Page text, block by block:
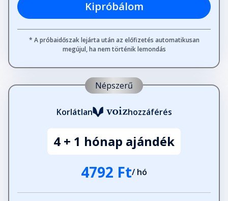
Kipróbálom
* A próbaidőszak lejárta után az előfizetés automatikusan
megújul, ha nem történik lemondás
Népszerű
Korlátlan hozzáférés
4 + 1 hónap ajándék
4792 Ft/ hó